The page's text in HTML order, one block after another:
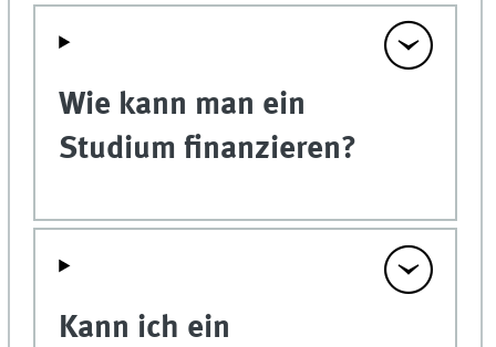
Wie kann man ein
Studium finanzieren?
Kann ich ein